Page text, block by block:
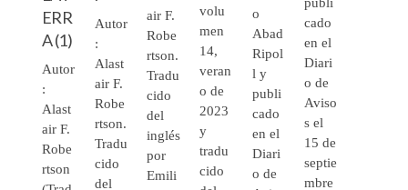
ERR
A (1)
Autor
:
Alast
air F.
Robe
rtson
Autor
:
Alast
air F.
Robe
rtson.
Tradu
cido
del
air F.
Robe
rtson.
Tradu
cido
del
inglés
por
Emili
volu
men
14,
veran
o de
2023
y
tradu
cido
o
Abad
Ripol
l y
publi
cado
en el
Diari
o de
publi
cado
en el
Diari
o de
Aviso
s el
15 de
septie
mbre